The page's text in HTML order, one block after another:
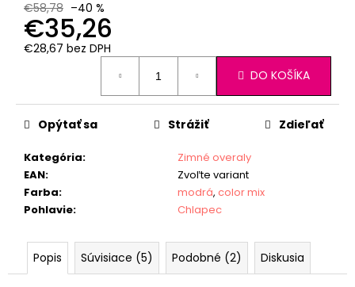
€58,78 –40 %
€35,26
€28,67 bez DPH
DO KOŠÍKA
Kategória:
Zimné overaly
EAN:
Zvoľte variant
Farba: modrá, color mix
Pohlavie: Chlapec
Opýtať sa Strážiť Zdieľať
Popis Súvisiace (5) Podobné (2) Diskusia